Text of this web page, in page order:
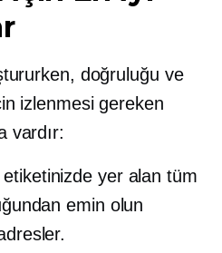
doğruluğu ve
izlenmesi gereken
vardır:
yer alan tüm
emin olun